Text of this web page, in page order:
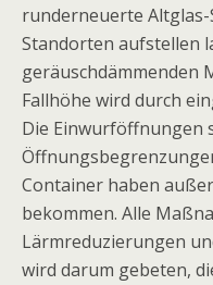
runderneuerte
Standorten aufstellen
geräuschdämmenden
Fallhöhe wird durch
Die Einwurföffnungen
Container haben
bekommen. Alle
Lärmreduzierungen
wird darum gebeten,